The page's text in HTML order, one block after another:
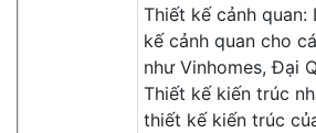
Thiết kế cảnh quan:
kế cảnh quan cho
như Vinhomes, Đại
Thiết kế kiến trúc
thiết kế kiến trúc